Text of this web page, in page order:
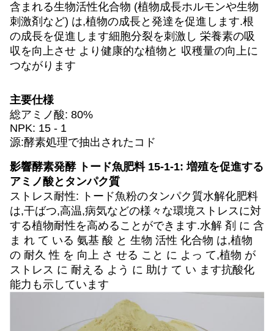
含まれる生物活性化合物 (植物成長ホルモンや生物
刺激剤など) は,植物の成長と発達を促進します.根
の成長を促進します細胞分裂を刺激し 栄養素の吸
収を向上させ より健康的な植物と 収穫量の向上に
つながります
主要仕様
総アミノ酸: 80%
NPK: 15 - 1
源:酵素処理で抽出されたコド
影響酵素発酵 トード魚肥料 15-1-1: 増殖を促進する
アミノ酸とタンパク質
ストレス耐性: トード魚粉のタンパク質水解化肥料
は,干ばつ,高温,病気などの様々な環境ストレスに対
する植物耐性を高めることができます.水解 剤 に 含
ま れ て いる 氨基 酸 と 生物 活性 化合物 は,植物
の 耐久 性 を 向上 さ せる こと に よっ て,植物 が
ストレス に 耐える よう に 助け て い ます抗酸化
能力も示しています